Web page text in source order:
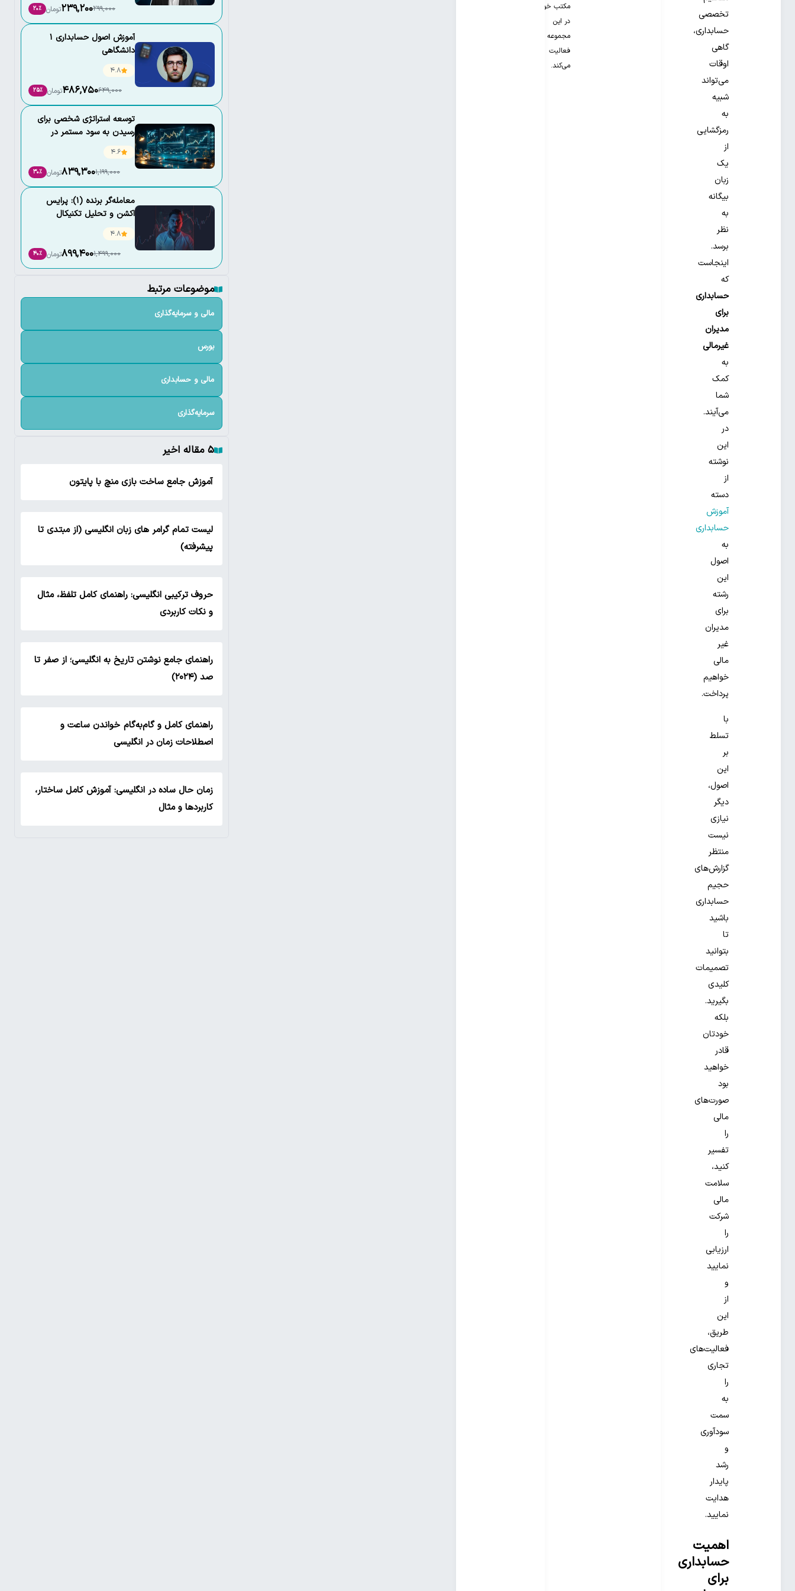
تخصصی
حسابداری،
گاهی
اوقات
می‌تواند
شبیه
به
رمزگشایی
از
یک
زبان
بیگانه
به
نظر
برسد.
اینجاست
که
حسابداری
برای
مدیران
غیرمالی
به
کمک
شما
می‌آیند.
در
این
نوشته
از
دسته
آموزش
حسابداری
به
اصول
این
رشته
برای
مدیران
غیر
مالی
خواهیم
پرداخت.
با
تسلط
بر
این
اصول،
دیگر
نیازی
نیست
منتظر
گزارش‌های
حجیم
حسابداری
باشید
تا
بتوانید
تصمیمات
کلیدی
بگیرید.
بلکه
خودتان
قادر
خواهید
بود
صورت‌های
مالی
را
تفسیر
کنید،
سلامت
مالی
شرکت
را
ارزیابی
نمایید
و
از
این
طریق،
فعالیت‌های
تجاری
را
به
سمت
سودآوری
و
رشد
پایدار
هدایت
نمایید.
اهمیت
حسابداری
برای
مکتب خونه
در این
مجموعه
فعالیت
می‌کند.
299,000
239,200تومان 20٪
آموزش اصول حسابداری 1
دانشگاهی
4.8
649,000
486,750تومان 25٪
توسعه استراتژی شخصی برای
رسیدن به سود مستمر در
4.6
1,199,000
839,300تومان 30٪
معامله‌گر برنده (1): پرایس
اکشن و تحلیل تکنیکال
4.8
1,499,000
899,400تومان 40٪
موضوعات مرتبط
مالی و سرمایه‌گذاری
بورس
مالی و حسابداری
سرمایه‌گذاری
۵ مقاله اخیر
آموزش جامع ساخت بازی منچ با پایتون
لیست تمام گرامر های زبان انگلیسی (از مبتدی تا
پیشرفته)
حروف ترکیبی انگلیسی: راهنمای کامل تلفظ، مثال
و نکات کاربردی
راهنمای جامع نوشتن تاریخ به انگلیسی؛ از صفر تا
صد (۲۰۲۴)
راهنمای کامل و گام‌به‌گام خواندن ساعت و
اصطلاحات زمان در انگلیسی
زمان حال ساده در انگلیسی: آموزش کامل ساختار،
کاربردها و مثال